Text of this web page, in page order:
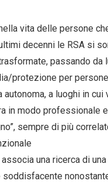
vita delle persone
decenni le RSA si
passando da
protezione per
autonoma, a luoghi in
in modo professionale
sempre di più
una ricerca di
soddisfacente